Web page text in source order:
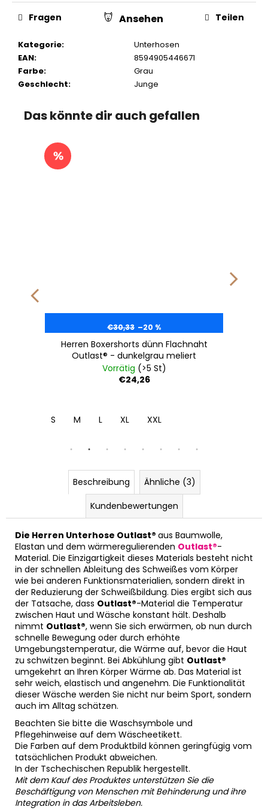
Kategorie:
Unterhosen
EAN:
8594905446671
Farbe:
Grau
Geschlecht: Junge
Fragen Ansehen Teilen
Das könnte dir auch gefallen
€30,33 –20 %
Herren Boxershorts dünn Flachnaht
Outlast® - dunkelgrau meliert
Vorrätig (>5 St)
€24,26
S M L XL XXL
Beschreibung
Ähnliche (3)
Kundenbewertungen
Die Herren Unterhose Outlast® aus Baumwolle,
Elastan und dem wärmeregulierenden Outlast®-
Material. Die Einzigartigkeit dieses Materials besteht nicht
in der schnellen Ableitung des Schweißes vom Körper
wie bei anderen Funktionsmaterialien, sondern direkt in
der Reduzierung der Schweißbildung. Dies ergibt sich aus
der Tatsache, dass Outlast®-Material die Temperatur
zwischen Haut und Wäsche konstant hält. Deshalb
nimmt Outlast®, wenn Sie sich erwärmen, ob nun durch
schnelle Bewegung oder durch erhöhte
Umgebungstemperatur, die Wärme auf, bevor die Haut
zu schwitzen beginnt. Bei Abkühlung gibt Outlast®
umgekehrt an Ihren Körper Wärme ab. Das Material ist
sehr weich, elastisch und angenehm. Die Funktionalität
dieser Wäsche werden Sie nicht nur beim Sport, sondern
auch im Alltag schätzen.
Beachten Sie bitte die Waschsymbole und
Pflegehinweise auf dem Wäscheetikett.
Die Farben auf dem Produktbild können geringfügig vom
tatsächlichen Produkt abweichen.
In der Tschechischen Republik hergestellt.
Mit dem Kauf des Produktes unterstützen Sie die
Beschäftigung von Menschen mit Behinderung und ihre
Integration in das Arbeitsleben.